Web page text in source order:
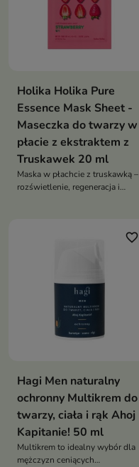
Holika Holika Pure
Essence Mask Sheet -
Maseczka do twarzy w
płacie z ekstraktem z
Truskawek 20 ml
Maska w płachcie z truskawką –
rozświetlenie, regeneracja i
favorite_border
Hagi Men naturalny
ochronny Multikrem do
twarzy, ciała i rąk Ahoj
Kapitanie! 50 ml
Multikrem to idealny wybór dla
mężczyzn ceniących